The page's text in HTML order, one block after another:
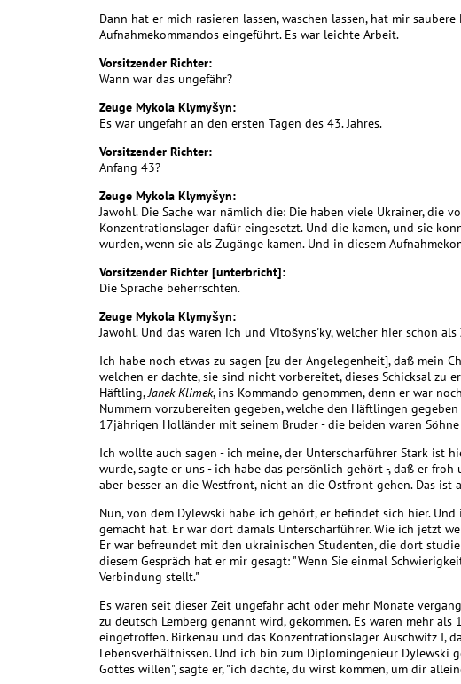
Dann hat er mich rasieren lassen, waschen lassen, hat mir
Aufnahmekommandos eingeführt. Es war leichte Arbeit.
Vorsitzender Richter:
Wann war das ungefähr?
Zeuge Mykola Klymyšyn:
Es war ungefähr an den ersten Tagen des 43. Jahres.
Vorsitzender Richter:
Anfang 43?
Zeuge Mykola Klymyšyn:
Jawohl. Die Sache war nämlich die: Die haben viele Ukrainer, die
Konzentrationslager dafür eingesetzt. Und die kamen, und sie
wurden, wenn sie als Zugänge kamen. Und in diesem
Vorsitzender Richter [unterbricht]:
Die Sprache beherrschten.
Zeuge Mykola Klymyšyn:
Jawohl. Und das waren ich und Vitošyns'ky, welcher hier schon als
Ich habe noch etwas zu sagen [zu der Angelegenheit], daß mein
welchen er dachte, sie sind nicht vorbereitet, dieses Schicksal zu
Häftling,Janek Klimek, ins Kommando genommen, denn er war
Nummern vorzubereiten gegeben, welche den Häftlingen
17jährigen Holländer mit seinem Bruder - die beiden waren
Ich wollte auch sagen - ich meine, der Unterscharführer Stark ist
wurde, sagte er uns - ich habe das persönlich gehört -, daß er
aber besser an die Westfront, nicht an die Ostfront gehen. Das
Nun, von dem Dylewski habe ich gehört, er befindet sich hier.
gemacht hat. Er war dort damals Unterscharführer. Wie ich jetzt
Er war befreundet mit den ukrainischen Studenten, die dort
diesem Gespräch hat er mir gesagt: "Wenn Sie einmal
Verbindung stellt."
Es waren seit dieser Zeit ungefähr acht oder mehr Monate
zu deutsch Lemberg genannt wird, gekommen. Es waren mehr
eingetroffen. Birkenau und das Konzentrationslager Auschwitz I,
Lebensverhältnissen. Und ich bin zum Diplomingenieur Dylewski
Gottes willen", sagte er, "ich dachte, du wirst kommen, um dir